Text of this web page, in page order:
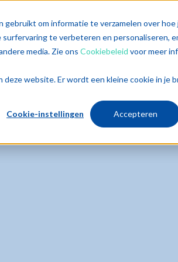
om informatie te verzamelen over
te verbeteren en personaliseren,
media. Zie ons Cookiebeleid voor meer
website. Er wordt een kleine cookie in je
Cookie-instellingen Accepteren
Diensten Sectoren